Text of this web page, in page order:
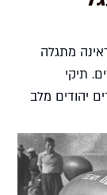
מתגלה
תיקי
יהודים מלב
מחיקת